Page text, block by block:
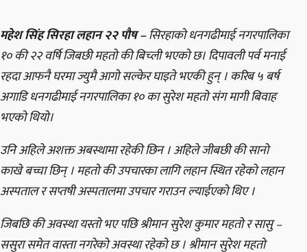
महेश सिंह सिरहा लहान २२ पौष –सिरहाको धनगढीमाई नगरपालिका
१० की २२ वर्षि जिबछी महतो की बिच्ली भएको छ। दिपावली पर्व मनाई
रहदा आफनै घरमा ज्युमै आगो सल्केर घाइते भएकी हुन् । करिब ५ बर्ष
अगाडि धनगढीमाई नगरपालिका १० का सुरेश महतो संग मागी बिवाह
भएको थियो।
उनि अहिले अशक्त अबस्थामा रहेकी छिन । अहिले जीबछी की सानो
काखे बच्चा छिन् । महतो की उपचारका लागि लहान स्थित रहेको लहान
अस्पताल र सप्तषी अस्पतालमा उपचार गराउन ल्याईएको थिए ।
जिबछि की अवस्था यस्तो भए पछि श्रीमान सुरेश कुमार महतो र सासु –
ससुरा समेत वास्ता नगरेको अवस्था रहेको छ । श्रीमान सुरेश महतो